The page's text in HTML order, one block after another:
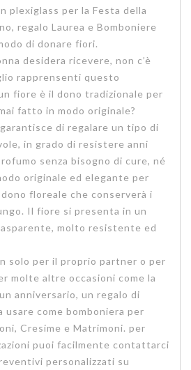
plexiglass per la Festa della
regalo Laurea e Bomboniere
di donare fiori.
desidera ricevere, non c’è
rapprensenti questo
fiore è il dono tradizionale per
fatto in modo originale?
di regalare un tipo di
in grado di resistere anni
senza bisogno di cure, né
originale ed elegante per
floreale che conserverà i
Il fiore si presenta in un
molto resistente ed
solo per il proprio partner o per
molte altre occasioni come la
anniversario, un regalo di
come bomboniera per
Cresime e Matrimoni. per
puoi facilmente contattarci
personalizzati su